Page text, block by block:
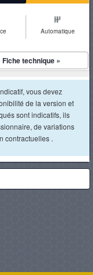
Automatique
Fiche technique »
vous devez
de la version et
sont indicatifs, ils
de variations
contractuelles .